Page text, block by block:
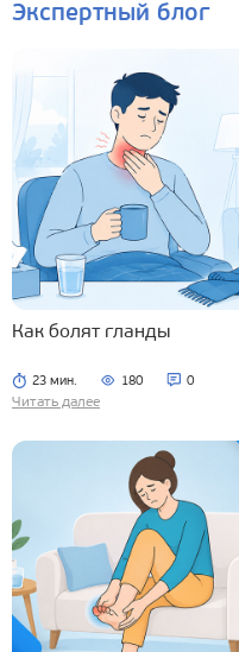
Экспертный блог
Как болят гланды
23 мин. 180 0
Читать далее